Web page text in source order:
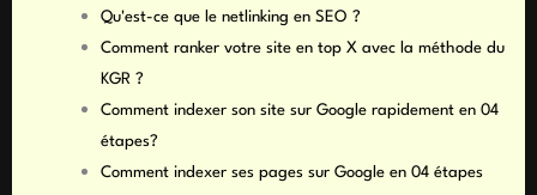
Qu'est-ce que le netlinking en SEO ?
Comment ranker votre site en top X avec la méthode du
KGR ?
Comment indexer son site sur Google rapidement en 04
étapes?
Comment indexer ses pages sur Google en 04 étapes